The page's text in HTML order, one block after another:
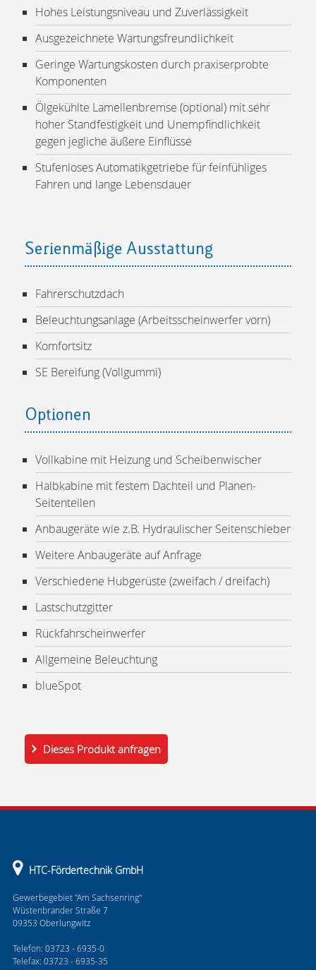
Hohes Leistungsniveau und Zuverlässigkeit
Ausgezeichnete Wartungsfreundlichkeit
Geringe Wartungskosten durch praxiserprobte
Komponenten
Ölgekühlte Lamellenbremse (optional) mit sehr
hoher Standfestigkeit und Unempfindlichkeit
gegen jegliche äußere Einflüsse
Stufenloses Automatikgetriebe für feinfühliges
Fahren und lange Lebensdauer
Serienmäßige Ausstattung
Fahrerschutzdach
Beleuchtungsanlage (Arbeitsscheinwerfer vorn)
Komfortsitz
SE Bereifung (Vollgummi)
Optionen
Vollkabine mit Heizung und Scheibenwischer
Halbkabine mit festem Dachteil und Planen-
Seitenteilen
Anbaugeräte wie z.B. Hydraulischer Seitenschieber
Weitere Anbaugeräte auf Anfrage
Verschiedene Hubgerüste (zweifach / dreifach)
Lastschutzgitter
Rückfahrscheinwerfer
Allgemeine Beleuchtung
blueSpot
Dieses Produkt anfragen
HTC-Fördertechnik GmbH
Gewerbegebiet "Am Sachsenring"
Wüstenbrander Straße 7
09353 Oberlungwitz
Telefon: 03723 - 6935-0
Telefax: 03723 - 6935-35